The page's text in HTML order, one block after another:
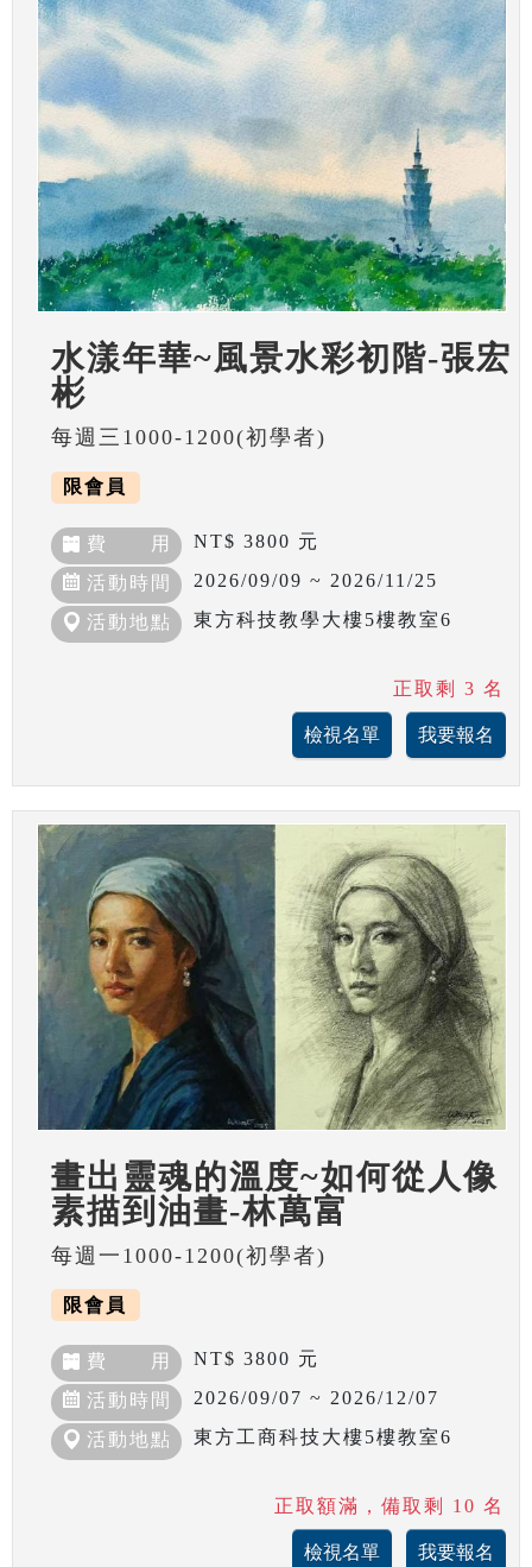
水漾年華~風景水彩初階-張宏
彬
每週三1000-1200(初學者)
限會員
費 用 NT$ 3800 元
活動時間 2026/09/09 ~ 2026/11/25
活動地點 東方科技教學大樓5樓教室6
正取剩 3 名
畫出靈魂的溫度~如何從人像
素描到油畫-林萬富
每週一1000-1200(初學者)
限會員
費 用 NT$ 3800 元
活動時間 2026/09/07 ~ 2026/12/07
活動地點 東方工商科技大樓5樓教室6
正取額滿，備取剩 10 名